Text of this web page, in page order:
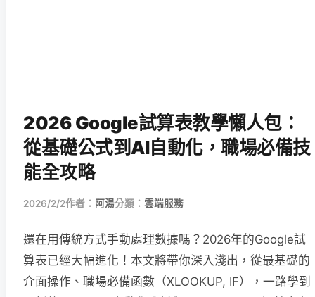
2026 Google試算表教學懶人包：
從基礎公式到AI自動化，職場必備技
能全攻略
2026/2/2作者： 阿湯分類： 雲端服務
還在用傳統方式手動處理數據嗎？2026年的Google試
算表已經大幅進化！本文將帶你深入淺出，從最基礎的
介面操作、職場必備函數（XLOOKUP, IF），一路學到